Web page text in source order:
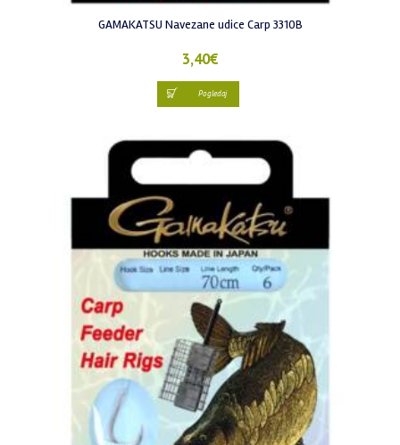
GAMAKATSU Navezane udice Carp 3310B
3,40€
Pogledaj